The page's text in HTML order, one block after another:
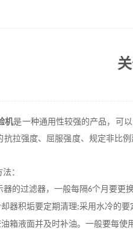
机是一种通用性较强的产品，可
抗拉强度、屈服强度、规定非比
：
的过滤器，一般每隔6个月要更
器积垢要定期清理;采用水冷的要
箱液面并及时补油。一般要每使